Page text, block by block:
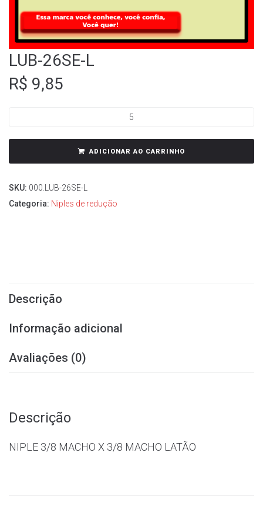
LUB-26SE-L
R$ 9,85
ADICIONAR AO CARRINHO
SKU: 000.LUB-26SE-L
Categoria: Niples de redução
Descrição
Informação adicional
Avaliações (0)
Descrição
NIPLE 3/8 MACHO X 3/8 MACHO LATÃO